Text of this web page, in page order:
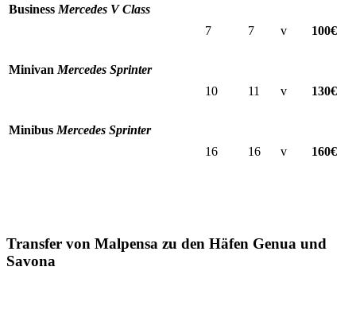
Business Mercedes V Class
7
7 v 100€
Minivan Mercedes Sprinter
10
11 v 130€
Minibus Mercedes Sprinter
16
16 v 160€
Transfer von Malpensa zu den Häfen Genua und
Savona